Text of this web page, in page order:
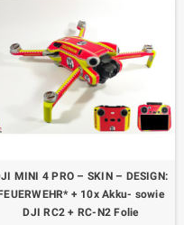
MINI 4 PRO – SKIN – DESIGN:
+ 10x Akku- sowie
DJI RC2 + RC-N2 Folie